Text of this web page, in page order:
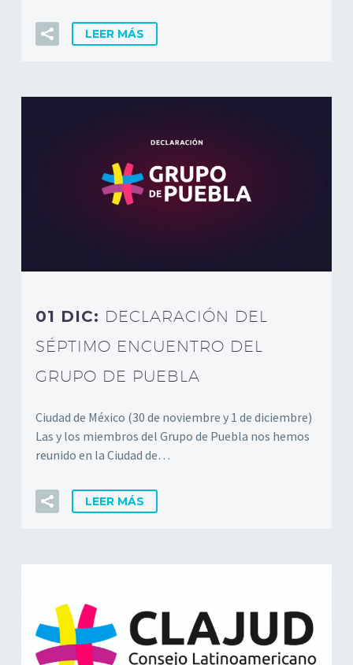
LEER MÁS
01 DIC: DECLARACIÓN DEL
SÉPTIMO ENCUENTRO DEL
GRUPO DE PUEBLA
Ciudad de México (30 de noviembre y 1 de diciembre)
Las y los miembros del Grupo de Puebla nos hemos
reunido en la Ciudad de…
LEER MÁS